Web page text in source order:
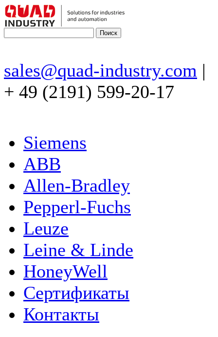
sales@quad-industry.com |
+ 49 (2191) 599-20-17
Siemens
ABB
Allen-Bradley
Pepperl-Fuchs
Leuze
Leine & Linde
HoneyWell
Сертификаты
Контакты